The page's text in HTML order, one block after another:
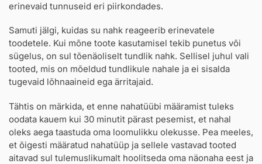
erinevaid tunnuseid eri piirkondades.
Samuti jälgi, kuidas su nahk reageerib erinevatele
toodetele. Kui mõne toote kasutamisel tekib punetus või
sügelus, on sul tõenäoliselt tundlik nahk. Sellisel juhul vali
tooted, mis on mõeldud tundlikule nahale ja ei sisalda
tugevaid lõhnaaineid ega ärritajaid.
Tähtis on märkida, et enne nahatüübi määramist tuleks
oodata kauem kui 30 minutit pärast pesemist, et nahal
oleks aega taastuda oma loomulikku olekusse. Pea meeles,
et õigesti määratud nahatüüp ja sellele vastavad tooted
aitavad sul tulemuslikumalt hoolitseda oma näonaha eest ja